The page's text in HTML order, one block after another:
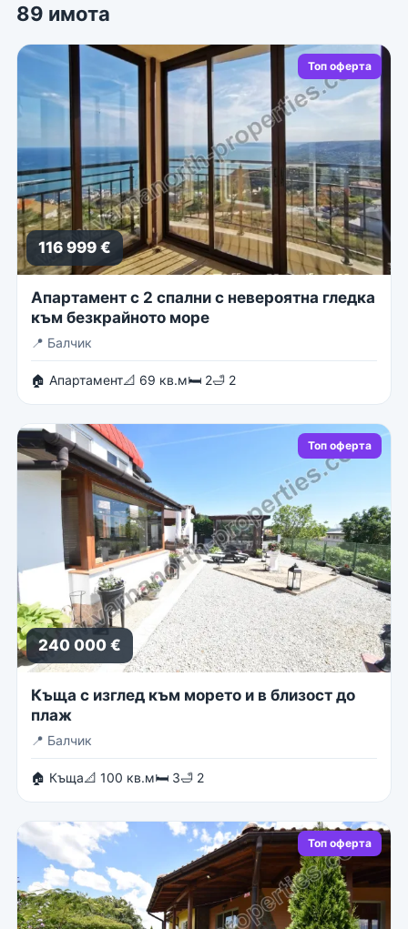
89 имота
Топ оферта
116 999 €
Апартамент с 2 спални с невероятна гледка
към безкрайното море
📍 Балчик
🏠 Апартамент📐 69 кв.м🛏 2🛁 2
Топ оферта
240 000 €
Къща с изглед към морето и в близост до
плаж
📍 Балчик
🏠 Къща📐 100 кв.м🛏 3🛁 2
Топ оферта